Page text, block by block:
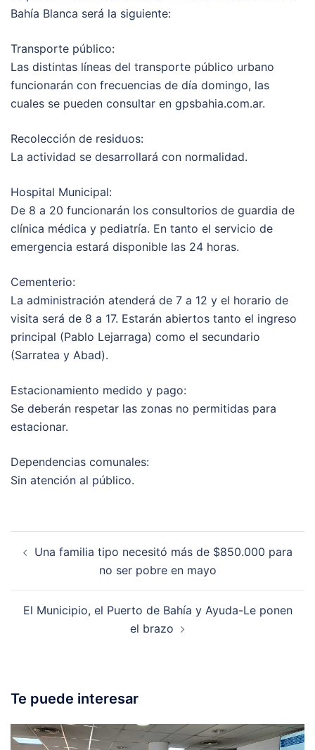
Bahía Blanca será la siguiente:
Transporte público:
Las distintas líneas del transporte público urbano
funcionarán con frecuencias de día domingo, las
cuales se pueden consultar en gpsbahia.com.ar.
Recolección de residuos:
La actividad se desarrollará con normalidad.
Hospital Municipal:
De 8 a 20 funcionarán los consultorios de guardia de
clínica médica y pediatría. En tanto el servicio de
emergencia estará disponible las 24 horas.
Cementerio:
La administración atenderá de 7 a 12 y el horario de
visita será de 8 a 17. Estarán abiertos tanto el ingreso
principal (Pablo Lejarraga) como el secundario
(Sarratea y Abad).
Estacionamiento medido y pago:
Se deberán respetar las zonas no permitidas para
estacionar.
Dependencias comunales:
Sin atención al público.
navigation
Una familia tipo necesitó más de $850.000 para
no ser pobre en mayo
El Municipio, el Puerto de Bahía y Ayuda-Le ponen
el brazo
Te puede interesar